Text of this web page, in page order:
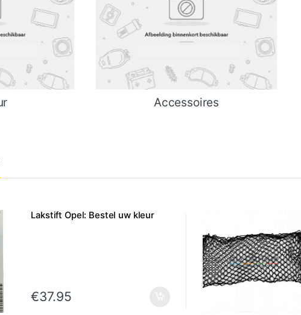
Accessoires
Lakstift Opel: Bestel uw kleur
€37.95